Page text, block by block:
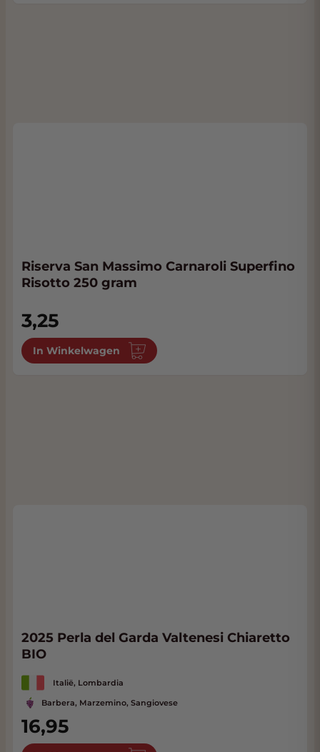
Riserva San Massimo Carnaroli Superfino
Risotto 250 gram
3,25
In Winkelwagen
2025 Perla del Garda Valtenesi Chiaretto
BIO
Italië, Lombardia
Barbera, Marzemino, Sangiovese
16,95